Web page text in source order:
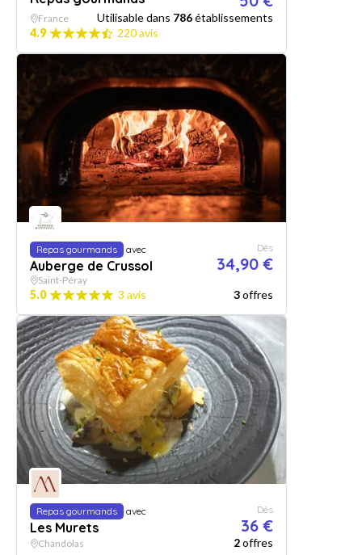
France Utilisable dans 786établissements
4.9
220 avis
Repas gourmands avec
Auberge de Crussol
Dès
34,90 €
Saint-Péray
5.0 3 avis 3offres
Repas gourmands avec
Les Murets
Dès
36 €
Chandolas 2offres